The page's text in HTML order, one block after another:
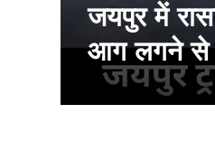
जयपुर में
आग लगने से